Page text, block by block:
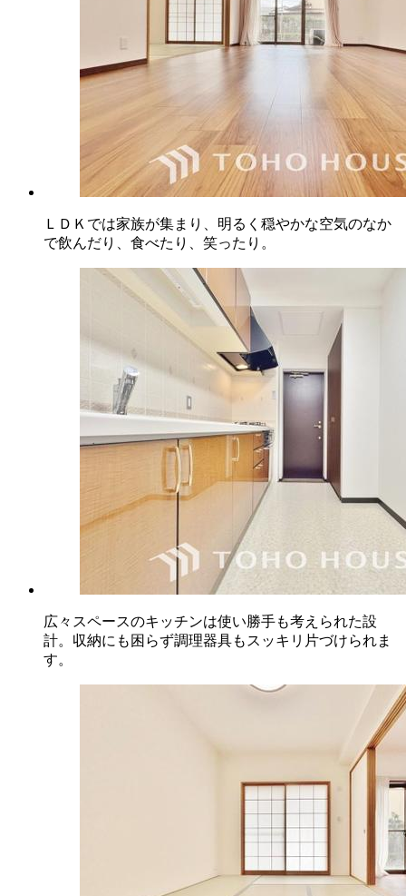
ＬＤＫでは家族が集まり、明るく穏やかな空気のなか
で飲んだり、食べたり、笑ったり。
広々スペースのキッチンは使い勝手も考えられた設
計。収納にも困らず調理器具もスッキリ片づけられま
す。